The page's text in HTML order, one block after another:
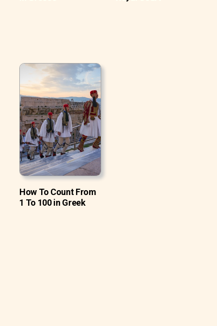
How To Count From
1 To 100 in Greek